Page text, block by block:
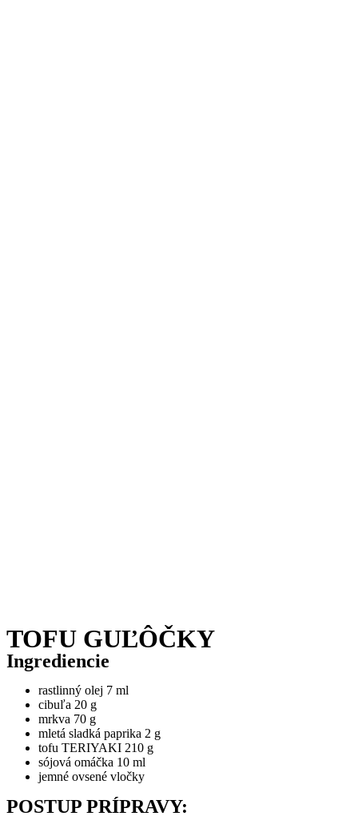
TOFU GUĽÔČKY
Ingrediencie
rastlinný olej 7 ml
cibuľa 20 g
mrkva 70 g
mletá sladká paprika 2 g
tofu TERIYAKI 210 g
sójová omáčka 10 ml
jemné ovsené vločky
POSTUP PRÍPRAVY: